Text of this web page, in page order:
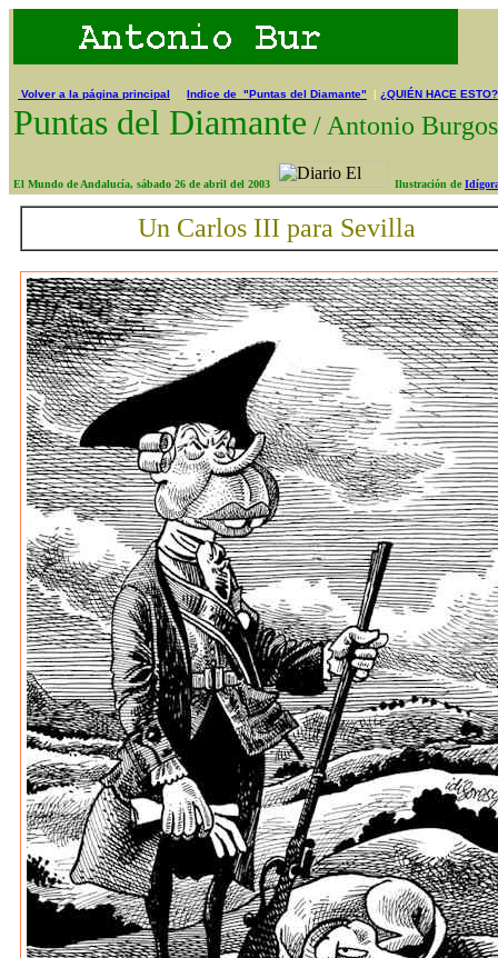
Volver a la página principal Indice de "Puntas del Diamante" | ¿QUIÉN HACE ESTO?
Puntas del Diamante / Antonio
El Mundo de Andalucía, sábado 26 de abril del 2003 Ilustración de
Un Carlos III para Sevilla